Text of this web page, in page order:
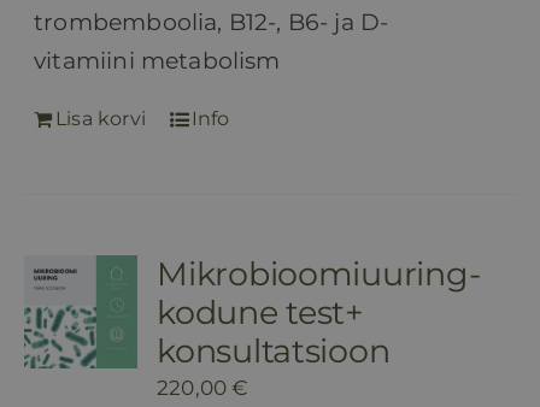
trombemboolia, B12-, B6- ja D-
vitamiini metabolism
Lisa korvi Info
Mikrobioomiuuring-
kodune test+
konsultatsioon
220,00€